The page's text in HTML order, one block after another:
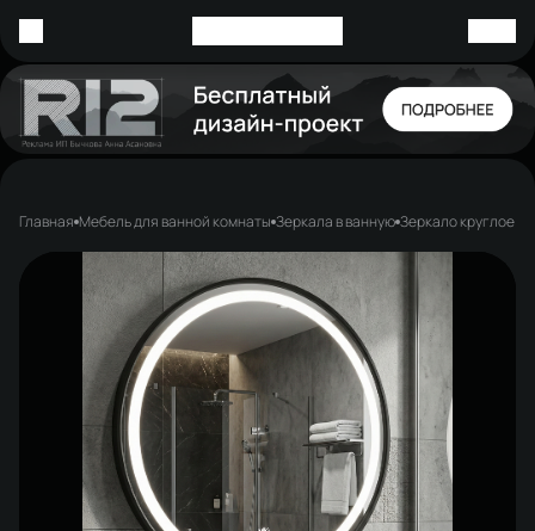
Главная Мебель для ванной комнаты Зеркала в ванную Зеркало круглое